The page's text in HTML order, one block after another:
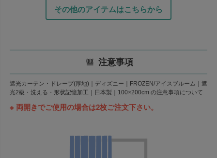
その他のアイテムはこちらから
注意事項
遮光カーテン・ドレープ(厚地)｜ディズニー｜FROZEN/アイスブルーム｜遮
光2級・洗える・形状記憶加工｜日本製｜100×200cm の注意事項について
※ 両開きでご使用の場合は2枚ご注文下さい。